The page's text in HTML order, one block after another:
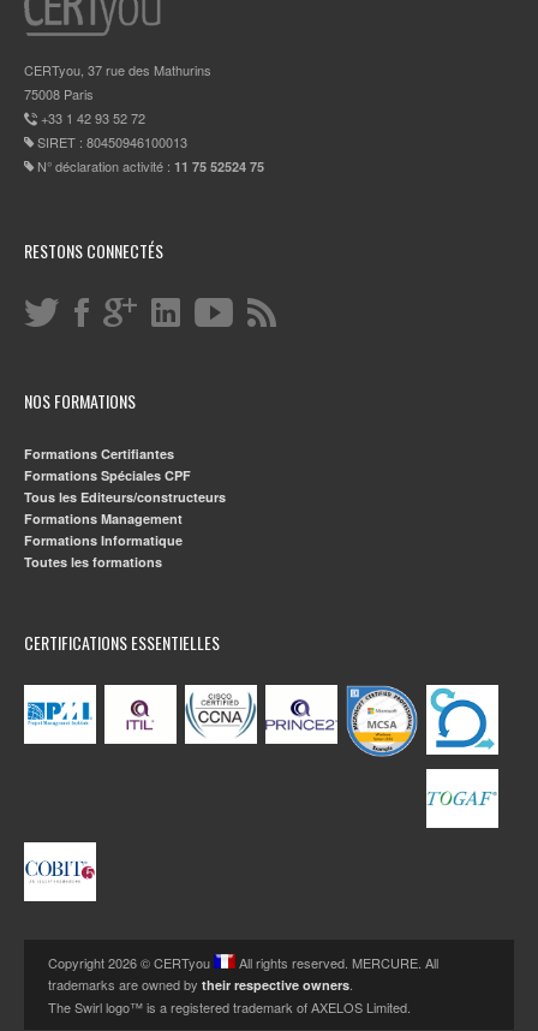
CERTyou, 37 rue des Mathurins
75008 Paris
+33 1 42 93 52 72
SIRET : 80450946100013
N° déclaration activité : 11 75 52524 75
RESTONS CONNECTÉS
NOS FORMATIONS
Formations Certifiantes
Formations Spéciales CPF
Tous les Editeurs/constructeurs
Formations Management
Formations Informatique
Toutes les formations
CERTIFICATIONS ESSENTIELLES
Copyright 2026 © CERTyou
All rights reserved. MERCURE. All
trademarks are owned by their respective owners.
The Swirl logo™ is a registered trademark of AXELOS Limited.